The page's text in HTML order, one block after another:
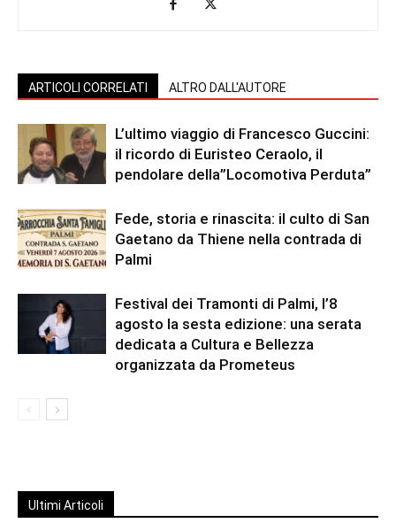
ARTICOLI CORRELATI ALTRO DALL'AUTORE
L’ultimo viaggio di Francesco Guccini:
il ricordo di Euristeo Ceraolo, il
pendolare della”Locomotiva Perduta”
Fede, storia e rinascita: il culto di San
Gaetano da Thiene nella contrada di
Palmi
Festival dei Tramonti di Palmi, l’8
agosto la sesta edizione: una serata
dedicata a Cultura e Bellezza
organizzata da Prometeus
Ultimi Articoli